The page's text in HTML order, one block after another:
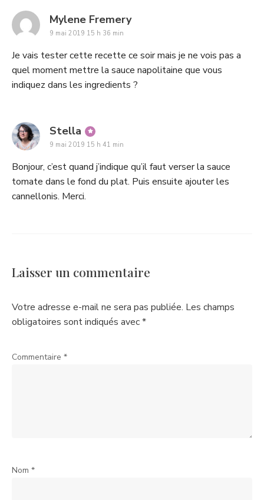
Mylene Fremerysays:
9 mai 2019 15 h 36 min
Je vais tester cette recette ce soir mais je ne vois pas a
quel moment mettre la sauce napolitaine que vous
indiquez dans les ingredients ?
Stella says:
9 mai 2019 15 h 41 min
Bonjour, c’est quand j’indique qu’il faut verser la sauce
tomate dans le fond du plat. Puis ensuite ajouter les
cannellonis. Merci.
Laisser un commentaire
Votre adresse e-mail ne sera pas publiée. Les champs
obligatoires sont indiqués avec*
Commentaire *
Nom *